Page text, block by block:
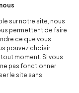
sur notre site, nous
permettent de faire
ce que vous
pouvez choisir
moment. Si vous
pas fonctionner
le site sans